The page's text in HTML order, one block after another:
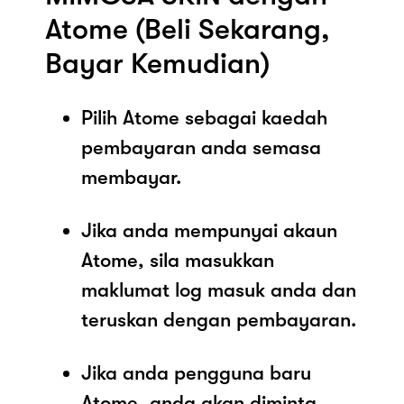
Atome (Beli Sekarang,
Bayar Kemudian)
Pilih Atome sebagai kaedah
pembayaran anda semasa
membayar.
Jika anda mempunyai akaun
Atome, sila masukkan
maklumat log masuk anda dan
teruskan dengan pembayaran.
Jika anda pengguna baru